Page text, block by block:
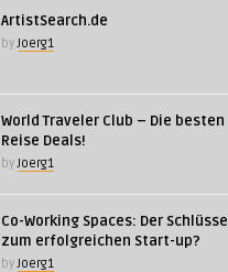
ArtistSearch.de
byJoerg1
World Traveler Club – Die besten
Reise Deals!
byJoerg1
Co-Working Spaces: Der Schlüssel
zum erfolgreichen Start-up?
byJoerg1